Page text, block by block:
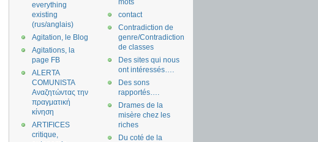
mots
contact
Contradiction de
genre/Contradiction
de classes
Des sites qui nous
ont intéressés….
Des sons
rapportés….
Drames de la
misère chez les
riches
Du coté de la
everything
existing
(rus/anglais)
Agitation, le Blog
Agitations, la
page FB
ALERTA
COMUNISTA
Αναζητώντας την
πραγματική
κίνηση
ARTIFICES
critique,